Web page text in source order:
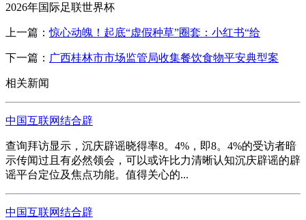
2026年国际足联世界杯
上一篇：惊心动魄！起底“虚假种草”圈套：小红书“给
下一篇： 广西桂林市市场监管局收集餐饮食物平安典型案
相关新闻
中国互联网结合辟
查询拜访显示，沉庆辟谣晓得率8。4%，即8。4%的受访者暗
示传闻过且有必然领会，可以或许比力清晰认知沉庆辟谣的辟
谣平台定位及焦点功能。值得关心的...
中国互联网结合辟